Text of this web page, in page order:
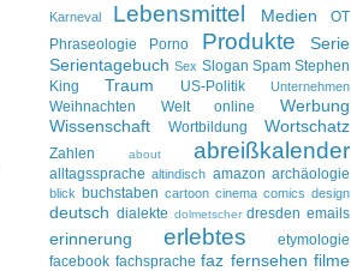
Karneval Lebensmittel Medien
OT
Phraseologie
Porno Produkte
Serie
Serientagebuch Sex Slogan Spam Stephen
King
Traum US-Politik Unternehmen
Weihnachten Welt online
Werbung
Wissenschaft
Wortbildung Wortschatz
Zahlen about abreißkalender
alltagssprache altindisch amazon archäologie
blick buchstaben cartoon cinema comics design
deutsch dialekte dolmetscher dresden emails
erinnerung erlebtes
etymologie
facebook fachsprache faz fernsehen filme